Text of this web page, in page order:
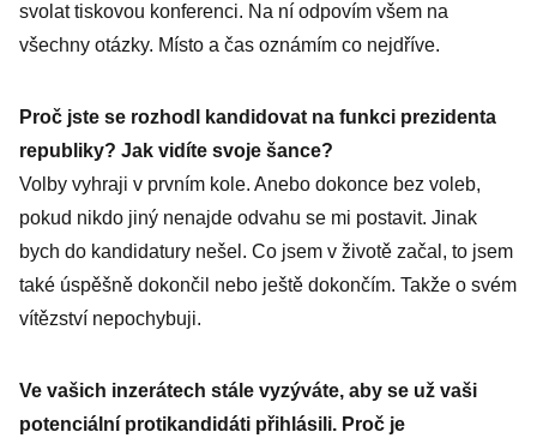
svolat tiskovou konferenci. Na ní odpovím všem na
všechny otázky. Místo a čas oznámím co nejdříve.
Proč jste se rozhodl kandidovat na funkci prezidenta
republiky? Jak vidíte svoje šance?
Volby vyhraji v prvním kole. Anebo dokonce bez voleb,
pokud nikdo jiný nenajde odvahu se mi postavit. Jinak
bych do kandidatury nešel. Co jsem v životě začal, to jsem
také úspěšně dokončil nebo ještě dokončím. Takže o svém
vítězství nepochybuji.
Ve vašich inzerátech stále vyzýváte, aby se už vaši
potenciální protikandidáti přihlásili. Proč je